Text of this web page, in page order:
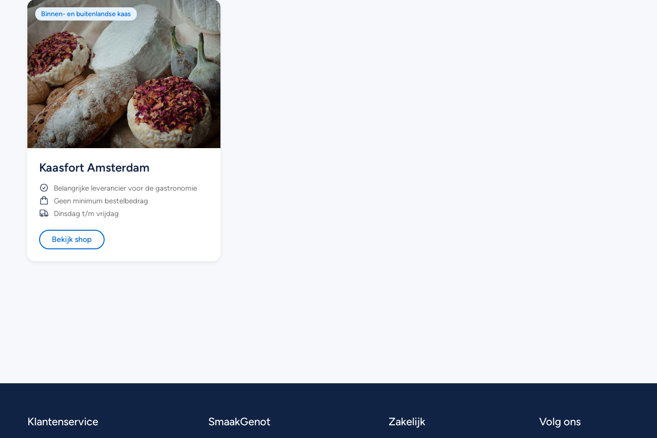
naar
het
geselecteerde
zoekresultaat
te
gaan.
Als
u
met
aanraaktoetsen
werkt,
kunt
u
touch-
swipetekens
gebruiken.
Binnen- en buitenlandse kaas
Kaasfort Amsterdam
Belangrijke leverancier voor de gastronomie
Geen minimum bestelbedrag
Dinsdag t/m vrijdag
Bekijk shop
Klantenservice SmaakGenot Zakelijk Volg ons